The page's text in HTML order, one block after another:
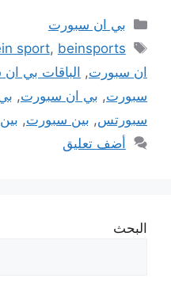
التصنيفات
بي ان سبورت
الوسوم
sport, beinsports
ان سبورت, الباقات بي
سبورت, بي ان سبورت,
سبورتس, بين سبورت,
أضف تعليق
البحث